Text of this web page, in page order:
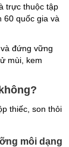
trực thuộc tập
60 quốc gia và
đứng vững
mùi, kem
thiếc, son thỏi
môi dạng